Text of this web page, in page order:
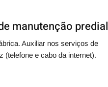
manutenção predial
Auxiliar nos serviços de
(telefone e cabo da internet).